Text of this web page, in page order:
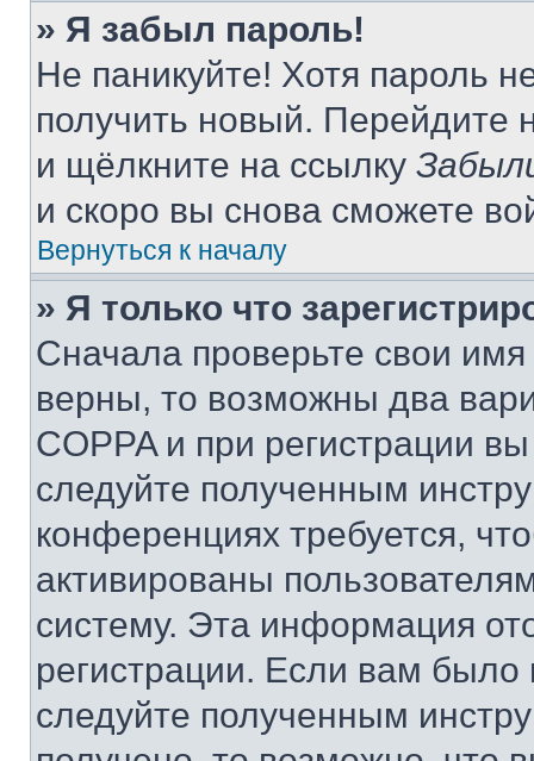
» Я забыл пароль!
Не паникуйте! Хотя пароль
получить новый. Перейдите
и щёлкните на ссылку
и скоро вы снова сможете
Вернуться к началу
» Я только что
Сначала проверьте свои
верны, то возможны два
COPPA и при регистрации
следуйте полученным
конференциях требуется,
активированы
систему. Эта информация
регистрации. Если вам
следуйте полученным